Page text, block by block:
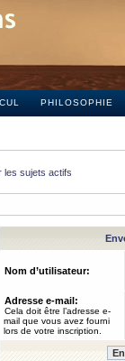
PHILOSOPHIE
les sujets actifs
Nom d’utilisateur:
Adresse e-mail:
Cela doit être l’adresse e-
mail que vous avez fourni
lors de votre inscription.